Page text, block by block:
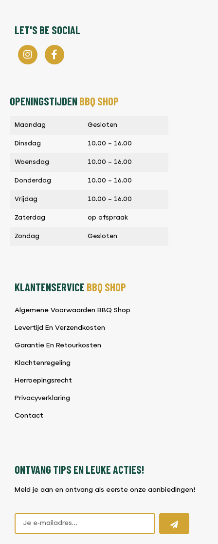
LET'S BE SOCIAL
OPENINGSTIJDENBBQ SHOP
Maandag Gesloten
Dinsdag 10.00 – 16.00
Woensdag 10.00 – 16.00
Donderdag 10.00 – 16.00
Vrijdag 10.00 – 16.00
Zaterdag op afspraak
Zondag Gesloten
KLANTENSERVICE BBQ SHOP
Algemene Voorwaarden BBQ Shop
Levertijd En Verzendkosten
Garantie En Retourkosten
Klachtenregeling
Herroepingsrecht
Privacyverklaring
Contact
ONTVANG TIPS EN LEUKE ACTIES!
Meld je aan en ontvang als eerste onze aanbiedingen!